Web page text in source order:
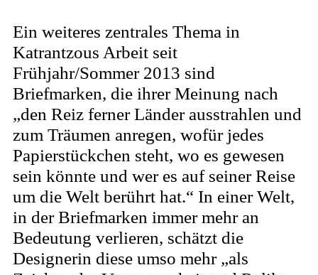
Ein weiteres zentrales Thema in
Katrantzous Arbeit seit
Frühjahr/Sommer 2013 sind
Briefmarken, die ihrer Meinung nach
„den Reiz ferner Länder ausstrahlen und
zum Träumen anregen, wofür jedes
Papierstückchen steht, wo es gewesen
sein könnte und wer es auf seiner Reise
um die Welt berührt hat.“ In einer Welt,
in der Briefmarken immer mehr an
Bedeutung verlieren, schätzt die
Designerin diese umso mehr „als